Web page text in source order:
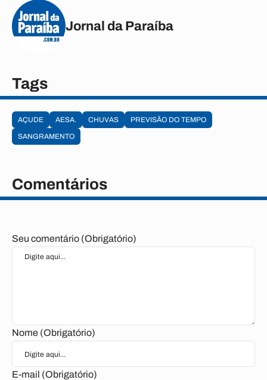
Jornal da Paraíba
Tags
AÇUDE AESA. CHUVAS
PREVISÃO DO TEMPO
SANGRAMENTO
Comentários
Seu comentário (Obrigatório)
Nome (Obrigatório)
E-mail (Obrigatório)